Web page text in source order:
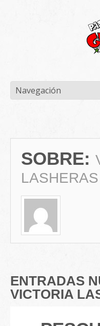
SOBRE:
LASHERAS
ENTRADAS
VICTORIA